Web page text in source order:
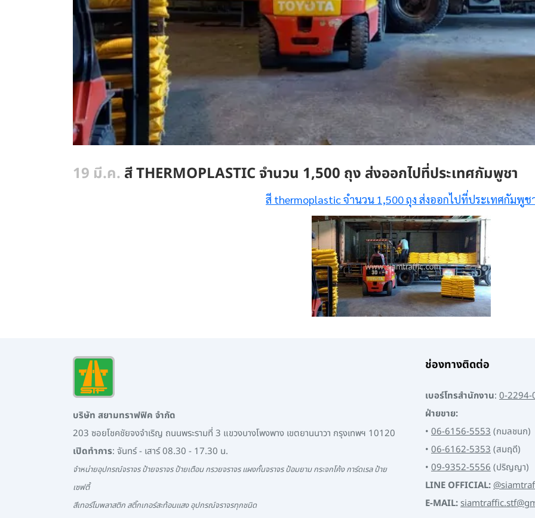
19 มี.ค. สี THERMOPLASTIC จำนวน 1,500 ถุง ส่งออกไปที่ประเทศกัมพูชา
สี thermoplastic จำนวน 1,500 ถุง ส่งออกไปที่ประเทศกัมพูช
บริษัท สยามทราฟฟิค จำกัด
203 ซอยโชคชัยจงจำเริญ ถนนพระรามที่ 3 แขวงบางโพงพาง เขตยานนาวา กรุงเทพฯ 10120
เปิดทำการ: จันทร์ - เสาร์ 08.30 - 17.30 น.
จำหน่ายอุปกรณ์จราจร ป้ายจราจร ป้ายเตือน กรวยจราจร แผงกั้นจราจร ป้อมยาม กระจกโค้ง การ์ดเรล ป้าย
เซฟตี้
สีเทอร์โมพลาสติก สติ๊กเกอร์สะท้อนแสง อุปกรณ์จราจรทุกชนิด
ช่องทางติดต่อ
เบอร์โทรสำนักงาน: 0-
ฝ่ายขาย:
• 06-6156-5553(กมลชนก)
• 06-6162-5353(สมฤดี)
• 09-9352-5556(ปริญญา)
LINE OFFICIAL:
E-MAIL: